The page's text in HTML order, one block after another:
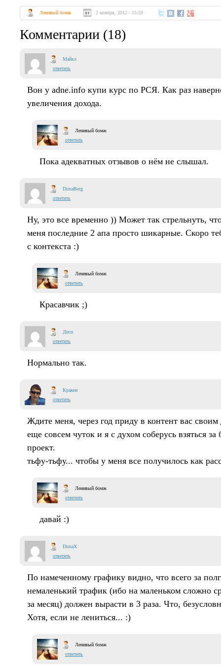
Ленивый бомж 2 ноября, 2012 - 15:59
Комментарии (18)
Майкл
ответить
Вон у adne.info купи курс по РСЯ. Как раз
увеличения дохода.
Ленивый бомж
ответить
Пока адекватных отзывов о нём не слышал.
DimaBerg
ответить
Ну, это все временно )) Может так стрельнуть,
меня последние 2 апа просто шикарные. Скоро
с контекста :)
Ленивый бомж
ответить
Красавчик ;)
Дпсп
ответить
Нормально так.
Кракен
ответить
Ждите меня, через год приду в контент вас своим
еще совсем чуток и я с духом соберусь взяться
проект.
тьфу-тьфу... чтобы у меня все получилось как
Ленивый бомж
ответить
давай :)
DimaX
ответить
По намеченному графику видно, что всего за
немаленький трафик (ибо на маленьком сложно
за месяц) должен вырасти в 3 раза. Что,
Хотя, если не лениться... :)
Ленивый бомж
ответить